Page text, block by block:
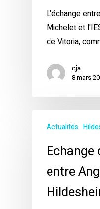
L'échange
Michelet et
de Vitoria,
cja
8 mars
Actualités
Echange
entre